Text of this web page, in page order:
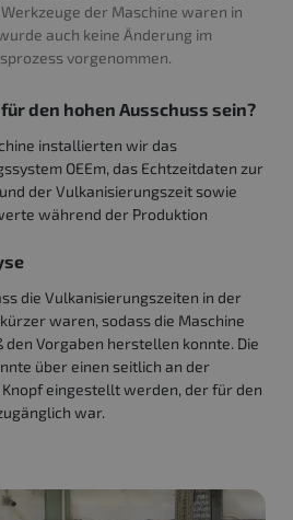
der Maschine waren in
auch keine Änderung im
vorgenommen.
den hohen Ausschuss sein?
installierten wir das
OEEm, das Echtzeitdaten zur
der Vulkanisierungszeit sowie
während der Produktion
die Vulkanisierungszeiten in der
waren, sodass die Maschine
Vorgaben herstellen konnte. Die
über einen seitlich an der
eingestellt werden, der für den
war.